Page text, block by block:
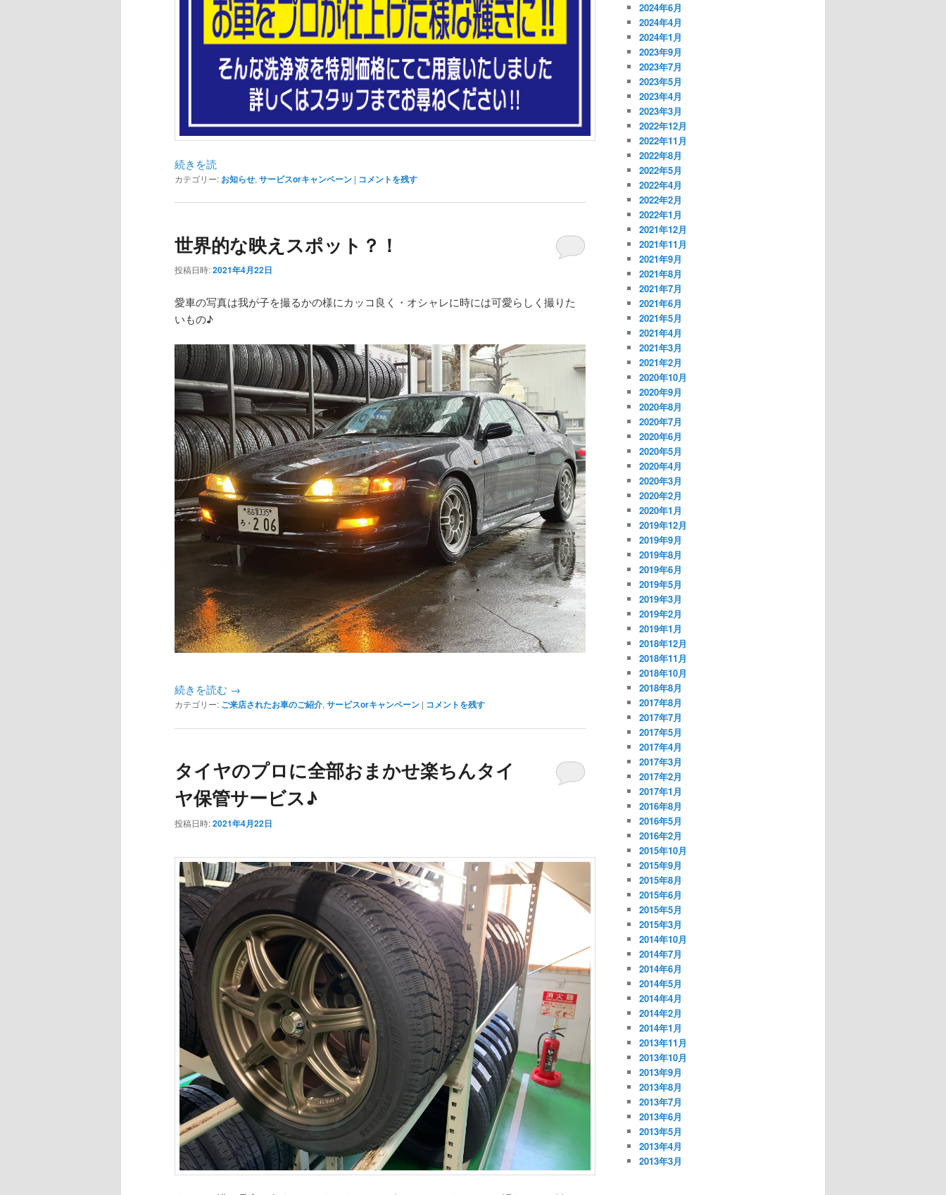
続きを読
カテゴリー: お知らせ, サービスorキャンペーン | コメントを残す
世界的な映えスポット？！
投稿日時:2021年4月22日
愛車の写真は我が子を撮るかの様にカッコ良く・オシャレに時には可愛らしく撮りた
いもの♪
続きを読む →
カテゴリー: ご来店されたお車のご紹介,サービスorキャンペーン | コメントを残す
タイヤのプロに全部おまかせ楽ちんタイ
ヤ保管サービス♪
投稿日時:2021年4月22日
2024年6月
2024年4月
2024年1月
2023年9月
2023年7月
2023年5月
2023年4月
2023年3月
2022年12月
2022年11月
2022年8月
2022年5月
2022年4月
2022年2月
2022年1月
2021年12月
2021年11月
2021年9月
2021年8月
2021年7月
2021年6月
2021年5月
2021年4月
2021年3月
2021年2月
2020年10月
2020年9月
2020年8月
2020年7月
2020年6月
2020年5月
2020年4月
2020年3月
2020年2月
2020年1月
2019年12月
2019年9月
2019年8月
2019年6月
2019年5月
2019年3月
2019年2月
2019年1月
2018年12月
2018年11月
2018年10月
2018年8月
2017年8月
2017年7月
2017年5月
2017年4月
2017年3月
2017年2月
2017年1月
2016年8月
2016年5月
2016年2月
2015年10月
2015年9月
2015年8月
2015年6月
2015年5月
2015年3月
2014年10月
2014年7月
2014年6月
2014年5月
2014年4月
2014年2月
2014年1月
2013年11月
2013年10月
2013年9月
2013年8月
2013年7月
2013年6月
2013年5月
2013年4月
2013年3月